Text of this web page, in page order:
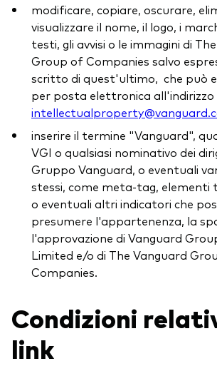
modificare, copiare, oscurare,
visualizzare il nome, il logo, i
testi, gli avvisi o le immagini di
Group of Companies salvo
scritto di quest'ultimo, che può
per posta elettronica all'indirizzo
inserire il termine "Vanguard",
VGI o qualsiasi nominativo dei
Gruppo Vanguard, o eventuali
stessi, come meta-tag, elementi
o eventuali altri indicatori che
presumere l'appartenenza, la
l'approvazione di Vanguard
Limited e/o di The Vanguard
Companies.
Condizioni
link